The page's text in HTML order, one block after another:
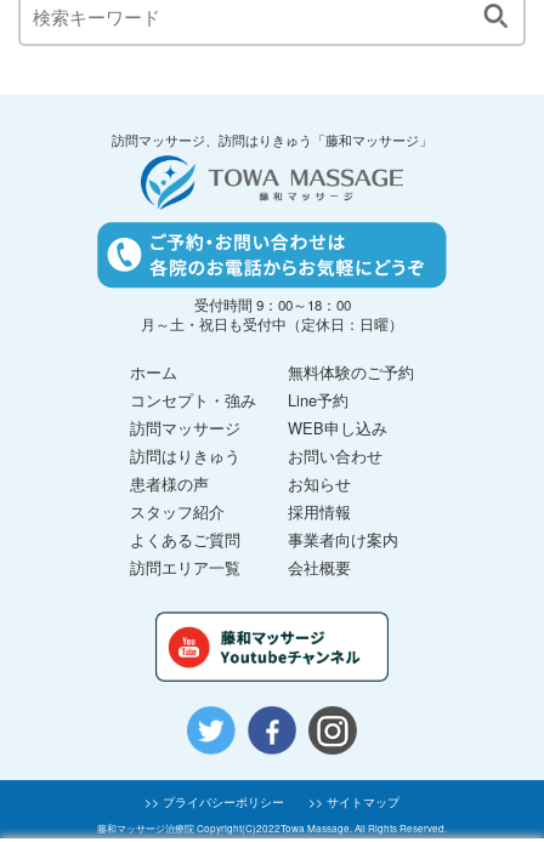
訪問マッサージ、訪問はりきゅう「藤和マッサージ」
受付時間 9：00～18：00
月～土・祝日も受付中（定休日：日曜）
ホーム
コンセプト・強み
訪問マッサージ
訪問はりきゅう
患者様の声
スタッフ紹介
よくあるご質問
訪問エリア一覧
無料体験のご予約
Line予約
WEB申し込み
お問い合わせ
お知らせ
採用情報
事業者向け案内
会社概要
>> プライバシーポリシー >> サイトマップ
藤和マッサージ治療院 Copyright(C)2022Towa Massage. All Rights Reserved.